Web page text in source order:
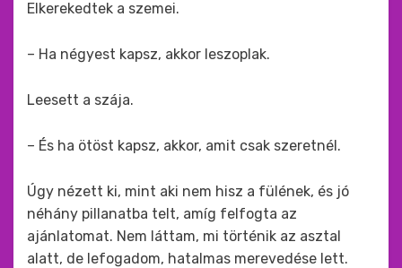
Elkerekedtek a szemei.
– Ha négyest kapsz, akkor leszoplak.
Leesett a szája.
– És ha ötöst kapsz, akkor, amit csak szeretnél.
Úgy nézett ki, mint aki nem hisz a fülének, és jó
néhány pillanatba telt, amíg felfogta az
ajánlatomat. Nem láttam, mi történik az asztal
alatt, de lefogadom, hatalmas merevedése lett.